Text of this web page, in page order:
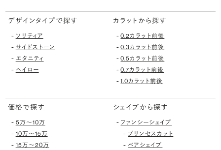
デザインタイプで探す
- ソリティア
- サイドストーン
- エタニティ
- ヘイロー
カラットから探す
-0.2カラット前後
-0.3カラット前後
-0.5カラット前後
-0.7カラット前後
-1.0カラット前後
価格で探す
- 5万〜10万
- 10万〜15万
- 15万〜20万
シェイプから探す
- ファンシーシェイプ
-プリンセスカット
- ペアシェイプ